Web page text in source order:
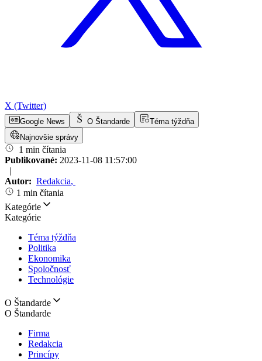
X (Twitter)
Google News O Štandarde
Téma týždňa
Najnovšie správy
1 min čítania
Publikované: 2023-11-08 11:57:00
|
Autor: Redakcia,
1 min čítania
Kategórie
Kategórie
Téma týždňa
Politika
Ekonomika
Spoločnosť
Technológie
O Štandarde
O Štandarde
Firma
Redakcia
Princípy